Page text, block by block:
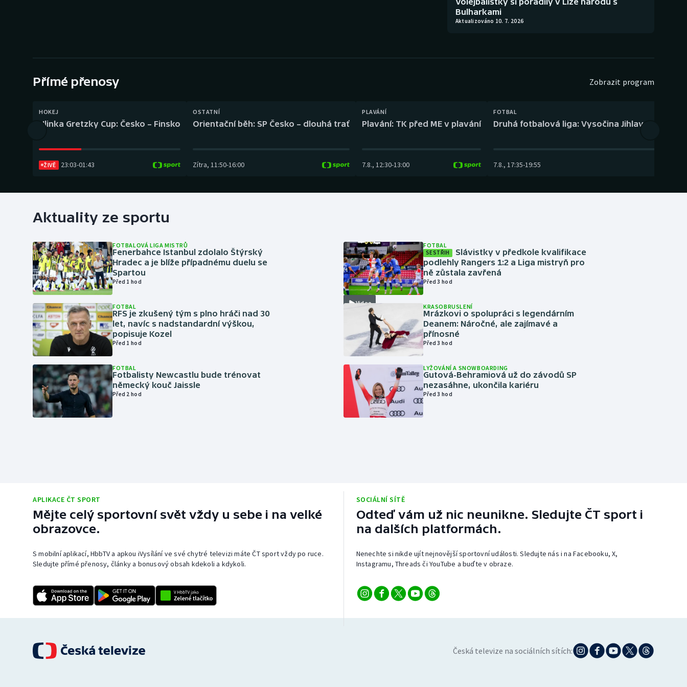
Gymnastika Plážový volejbal
Bulharkami
Aktualizováno 10. 7. 2026
Přímé přenosy Zobrazit program
HOKEJ
Hlinka Gretzky Cup: Česko – Finsko
ŽIVĚ 23:03-01:43
OSTATNÍ
Orientační běh: SP Česko – dlouhá trať
Zítra, 11:50-16:00
PLAVÁNÍ
Plavání: TK před ME v plavání
7.8., 12:30-13:00
FOTBAL
Druhá fotbalová liga: Vysočina Jihlava – Fotbal
7.8., 17:35-19:55
Aktuality ze sportu
FOTBALOVÁ LIGA MISTRŮ
Fenerbahce Istanbul zdolalo Štýrský
Hradec a je blíže případnému duelu se
Spartou
Před 1 hod
FOTBAL
RFS je zkušený tým s plno hráči nad 30
let, navíc s nadstandardní výškou,
popisuje Kozel
Před 1 hod
FOTBAL
Fotbalisty Newcastlu bude trénovat
německý kouč Jaissle
Před 2 hod
Video
FOTBAL
SESTŘIH
Slávistky v předkole kvalifikace
podlehly Rangers 1:2 a Liga mistryň pro
ně zůstala zavřená
Před 3 hod
KRASOBRUSLENÍ
Mrázkovi o spolupráci s legendárním
Deanem: Náročné, ale zajímavé a
přínosné
Před 3 hod
LYŽOVÁNÍ A SNOWBOARDING
Gutová-Behramiová už do závodů SP
nezasáhne, ukončila kariéru
Před 3 hod
APLIKACE ČT SPORT
Mějte celý sportovní svět vždy u sebe i na velké
obrazovce.
S mobilní aplikací, HbbTV a apkou iVysílání ve své chytré televizi máte ČT sport vždy po ruce.
Sledujte přímé přenosy, články a bonusový obsah kdekoli a kdykoli.
SOCIÁLNÍ SÍTĚ
Odteď vám už nic neunikne. Sledujte ČT sport i
na dalších platformách.
Nenechte si nikde ujít nejnovější sportovní události. Sledujte nás i na Facebooku, X,
Instagramu, Threads či YouTube a buďte v obraze.
Česká televize na sociálních sítích: